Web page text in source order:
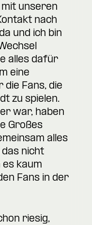
mit unseren
nach
und ich bin
alles dafür
eine
Fans, die
zu spielen.
war, haben
Großes
alles
nicht
kaum
Fans in der
riesig,